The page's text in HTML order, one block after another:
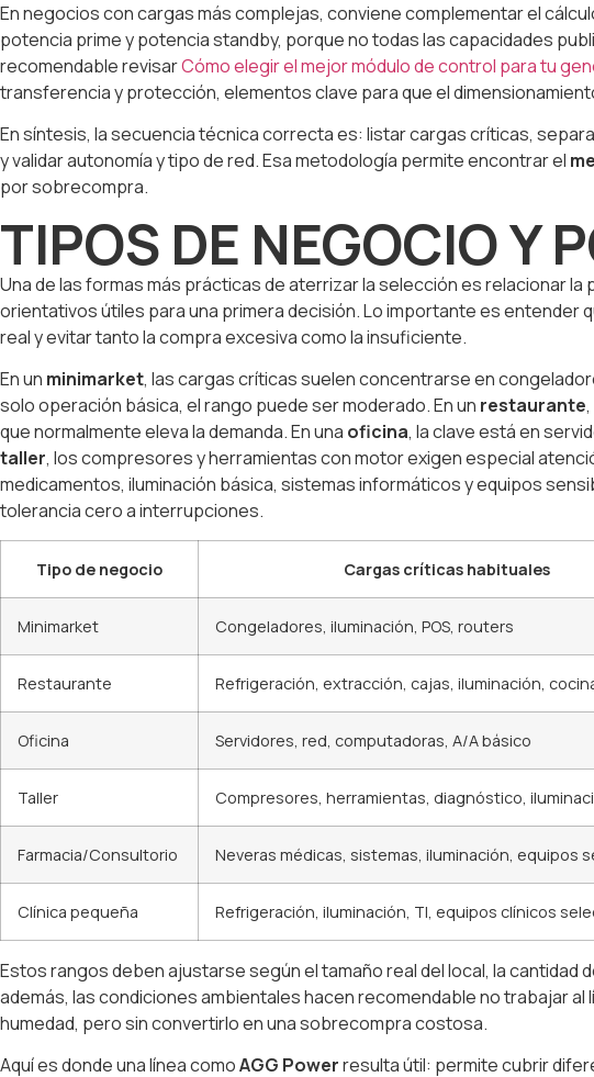
En negocios con cargas más complejas, conviene complementar el
potencia prime y potencia standby, porque no todas las capacidades
recomendable revisarCómo elegir el mejor módulo de control para tu
transferencia y protección, elementos clave para que el
En síntesis, la secuencia técnica correcta es: listar cargas críticas,
y validar autonomía y tipo de red. Esa metodología permite encontrar el
por sobrecompra.
TIPOS DE NEGOCIO Y
Una de las formas más prácticas de aterrizar la selección es relacionar
orientativos útiles para una primera decisión. Lo importante es
real y evitar tanto la compra excesiva como la insuficiente.
En un minimarket, las cargas críticas suelen concentrarse en
solo operación básica, el rango puede ser moderado. En un restaurante
que normalmente eleva la demanda. En una oficina, la clave está en
taller, los compresores y herramientas con motor exigen especial
medicamentos, iluminación básica, sistemas informáticos y equipos
tolerancia cero a interrupciones.
Tipo de negocio Cargas críticas habituales
Minimarket Congeladores, iluminación, POS, routers
Restaurante Refrigeración, extracción, cajas, iluminación,
Oficina Servidores, red, computadoras, A/A básico
Taller Compresores, herramientas, diagnóstico,
Farmacia/Consultorio Neveras médicas, sistemas, iluminación, equipos
Clínica pequeña Refrigeración, iluminación, TI, equipos clínicos
Estos rangos deben ajustarse según el tamaño real del local, la
además, las condiciones ambientales hacen recomendable no trabajar
humedad, pero sin convertirlo en una sobrecompra costosa.
Aquí es donde una línea comoAGG Powerresulta útil: permite cubrir